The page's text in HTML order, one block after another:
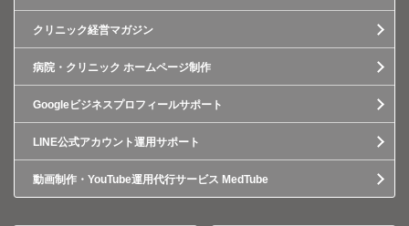
クリニック経営マガジン
病院・クリニック ホームページ制作
Googleビジネスプロフィールサポート
LINE公式アカウント運用サポート
動画制作・YouTube運用代行サービス MedTube